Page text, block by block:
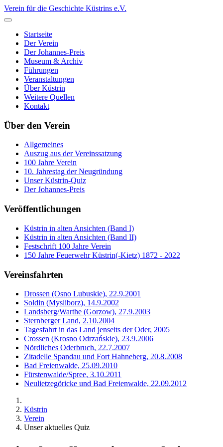
Verein für die Geschichte Küstrins e.V.
Startseite
Der Verein
Der Johannes-Preis
Museum & Archiv
Führungen
Veranstaltungen
Über Küstrin
Weitere Quellen
Kontakt
Über den Verein
Allgemeines
Auszug aus der Vereinssatzung
100 Jahre Verein
10. Jahrestag der Neugründung
Unser Küstrin-Quiz
Der Johannes-Preis
Veröffentlichungen
Küstrin in alten Ansichten (Band I)
Küstrin in alten Ansichten (Band II)
Festschrift 100 Jahre Verein
150 Jahre Feuerwehr Küstrin(-Kietz) 1872 - 2022
Vereinsfahrten
Drossen (Osno Lubuskie), 22.9.2001
Soldin (Mysliborz), 14.9.2002
Landsberg/Warthe (Gorzow), 27.9.2003
Sternberger Land, 2.10.2004
Tagesfahrt in das Land jenseits der Oder, 2005
Crossen (Krosno Odrzańskie), 23.9.2006
Nördliches Oderbruch, 22.7.2007
Zitadelle Spandau und Fort Hahneberg, 20.8.2008
Bad Freienwalde, 25.09.2010
Fürstenwalde/Spree, 3.10.2011
Neulietzegöricke und Bad Freienwalde, 22.09.2012
Küstrin
Verein
Unser aktuelles Quiz